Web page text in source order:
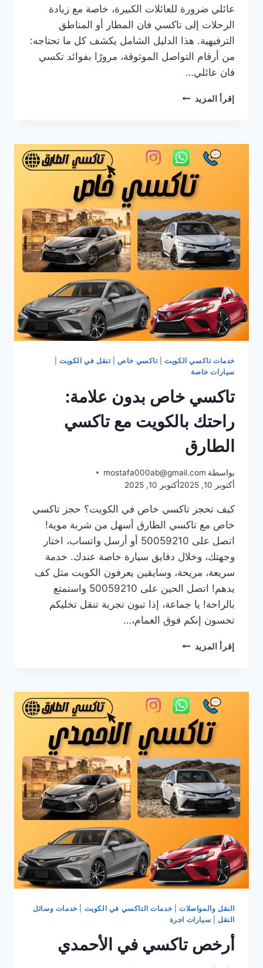
عائلي ضرورة للعائلات الكبيرة، خاصة مع زيادة
الرحلات إلى تاكسي فان المطار أو المناطق
الترفيهية. هذا الدليل الشامل يكشف كل ما تحتاجه:
من أرقام التواصل الموثوقة، مرورًا بفوائد تكسي
فان عائلي…
إقرأ المزيد رقم
في
الكويت:
دليل
شامل
للنقل
والمريح
مع
تاكسي
بدون
علامة
خدمات تاكسي الكويت|تاكسي خاص|تنقل في الكويت
سيارات خاصة
تاكسي خاص بدون علامة:
راحتك بالكويت مع تاكسي
الطارق
بواسطة mostafa000ab@gmail.com
أكتوبر 10, 2025
أكتوبر 10, 2025
كيف تحجز تاكسي خاص في الكويت؟ حجز تاكسي
خاص مع تاكسي الطارق أسهل من شربة موية!
اتصل على 50059210 أو أرسل واتساب، اختار
وجهتك، وخلال دقايق سيارة خاصة عندك. خدمة
سريعة، مريحة، وسايقين يعرفون الكويت مثل كف
يدهم! اتصل الحين على 50059210 واستمتع
بالراحة! يا جماعة، إذا تبون تجربة تنقل تخليكم
تحسون إنكم فوق الغمام،…
إقرأ المزيد تاكسي
راحتك
بالكويت
تاكسي
الطارق
النقل والمواصلات| خدمات التاكسي في الكويت
خدمات وسائل
النقل| سيارات اجرة
أرخص تاكسي في الأحمدي